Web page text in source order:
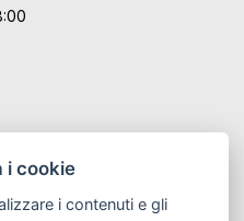
i cookie
i contenuti e gli
- Roma, P.IVA: IT